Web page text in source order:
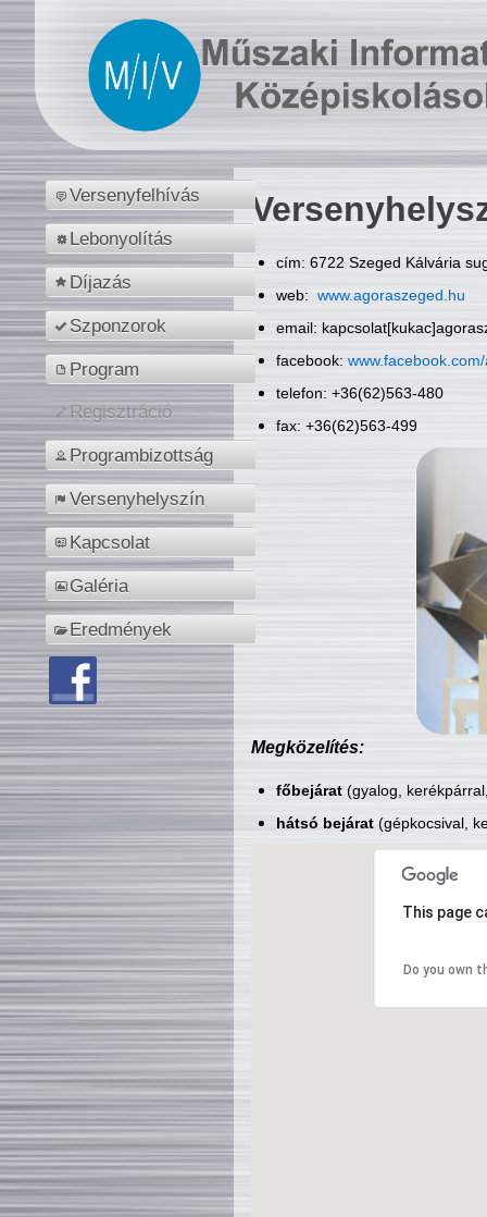
Versenyfelhívás
Lebonyolítás
Díjazás
Szponzorok
Program
Regisztráció
Programbizottság
Versenyhelyszín
Kapcsolat
Galéria
Eredmények
cím: 6722 Szeged Kálvária
web: www.agoraszeged.hu
email:
facebook:
telefon: +36(62)563-480
fax: +36(62)563-499
Megközelítés:
főbejárat(gyalog,
hátsó bejárat(gépkocsival,
This page
Do you own